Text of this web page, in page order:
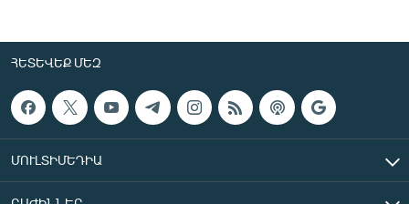
ՀԵՏԵՎԵՔ ՄԵԶ
ՄՈՒԼՏԻՄԵԴԻԱ